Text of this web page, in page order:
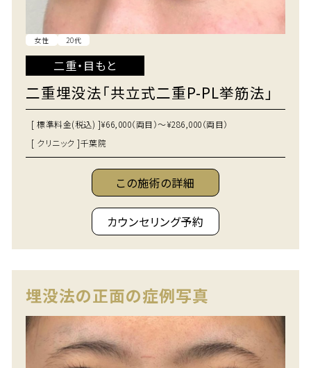
女性 20代
二重・目もと
二重埋没法「共立式二重P-PL挙筋法」
[ 標準料金(税込) ]¥66,000（両目）～¥286,000（両目）
[ クリニック ]千葉院
この施術の詳細
カウンセリング予約
埋没法の正面の症例写真